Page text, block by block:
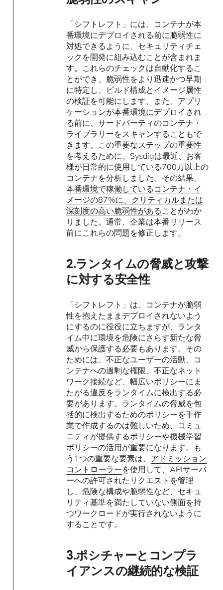
「シフトレフト」には、コンテナが本
番環境にデプロイされる前に脆弱性に
対処できるように、セキュリティチェ
ックを開発に組み込むことが含まれま
す。これらのチェックは自動化するこ
とができ、脆弱性をより迅速かつ早期
に特定し、ビルド構成とイメージ属性
の検証を可能にします。また、アプリ
ケーションが本番環境にデプロイされ
る前に、サードパーティのコンテナ・
ライブラリーをスキャンすることもで
きます。この重要なステップの重要性
を考えるために、Sysdigは最近、お客
様が日常的に使用している700万以上の
コンテナを分析しました。その結果、
本番環境で稼働しているコンテナ・イ
メージの87%に、クリティカルまたは
深刻度の高い脆弱性がある ことがわか
りました。通常、企業は本番リリース
前にこれらの問題を修正します。
2.ランタイムの脅威と攻撃
に対する安全性
「シフトレフト」は、コンテナが脆弱
性を抱えたままデプロイされないよう
にするのに役役に立ちますが、ランタ
イム中に環境を危険にさらす新たな脅
威から保護する必要もあります。その
ためには、不正なユーザーの活動、コ
ンテナへの過剰な権限、不正なネット
ワーク接続など、幅広いポリシーにま
たがる違反をランタイムに検出する必
要があります。ランタイムの脅威を包
括的に検出するためのポリシーを手作
業で作成するのは難しいため、コミュ
ニティが提供するポリシーや機械学習
ポリシーの活用が重要になります。も
う1つの重要な要素は、 アドミッション
コントローラーを使用して、APIサーバ
ーへの許可されたリクエストを管理
し、危険な構成や脆弱性など、セキュ
リティ基準を満たしていない側面を持
つワークロードが実行されないように
することです。
3.ポシチャーとコンプラ
イアンスの継続的な検証